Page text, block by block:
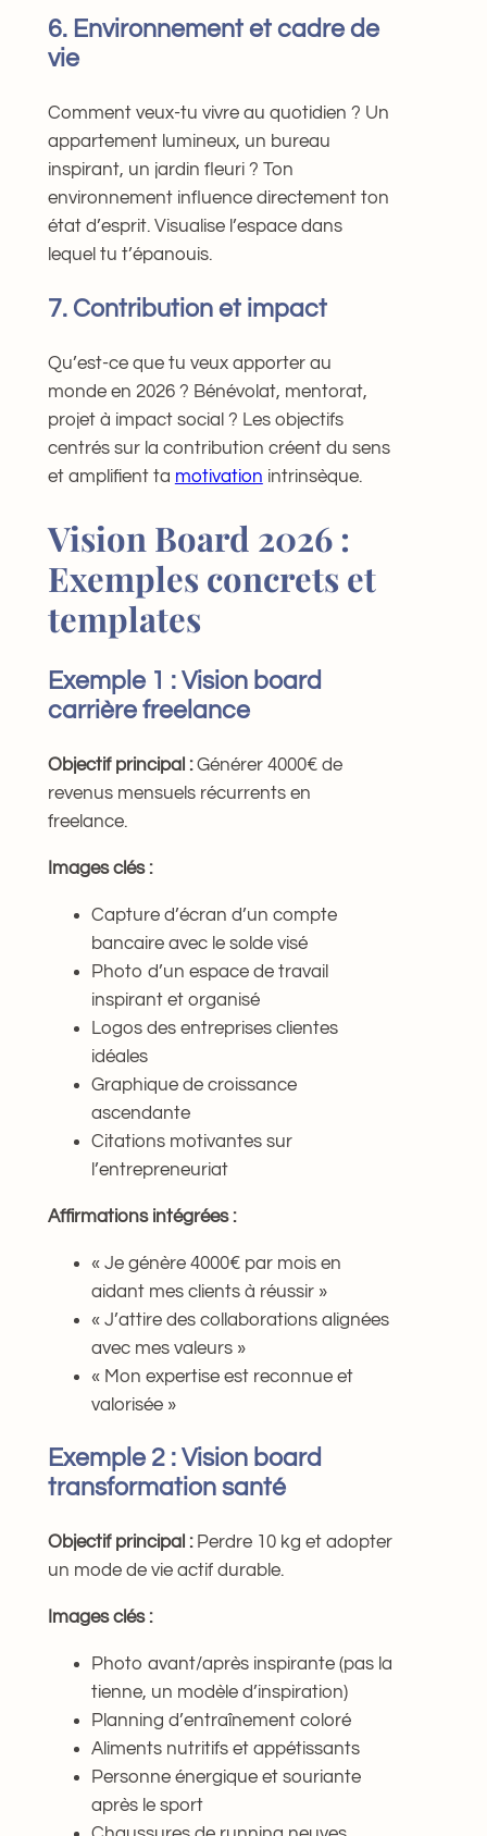
6. Environnement et cadre de
vie
Comment veux-tu vivre au quotidien ? Un
appartement lumineux, un bureau
inspirant, un jardin fleuri ? Ton
environnement influence directement ton
état d’esprit. Visualise l’espace dans
lequel tu t’épanouis.
7. Contribution et impact
Qu’est-ce que tu veux apporter au
monde en 2026 ? Bénévolat, mentorat,
projet à impact social ? Les objectifs
centrés sur la contribution créent du sens
et amplifient ta motivation intrinsèque.
Vision Board 2026 :
Exemples concrets et
templates
Exemple 1 : Vision board
carrière freelance
Objectif principal :Générer 4000€ de
revenus mensuels récurrents en
freelance.
Images clés :
Capture d’écran d’un compte
bancaire avec le solde visé
Photo d’un espace de travail
inspirant et organisé
Logos des entreprises clientes
idéales
Graphique de croissance
ascendante
Citations motivantes sur
l’entrepreneuriat
Affirmations intégrées :
« Je génère 4000€ par mois en
aidant mes clients à réussir »
« J’attire des collaborations alignées
avec mes valeurs »
« Mon expertise est reconnue et
valorisée »
Exemple 2 : Vision board
transformation santé
Objectif principal :Perdre 10 kg et adopter
un mode de vie actif durable.
Images clés :
Photo avant/après inspirante (pas la
tienne, un modèle d’inspiration)
Planning d’entraînement coloré
Aliments nutritifs et appétissants
Personne énergique et souriante
après le sport